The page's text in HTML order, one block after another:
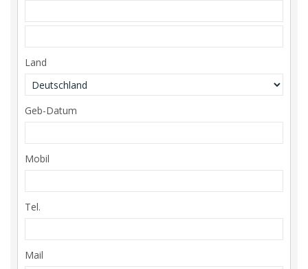
Land
Geb-Datum
Mobil
Tel.
Mail